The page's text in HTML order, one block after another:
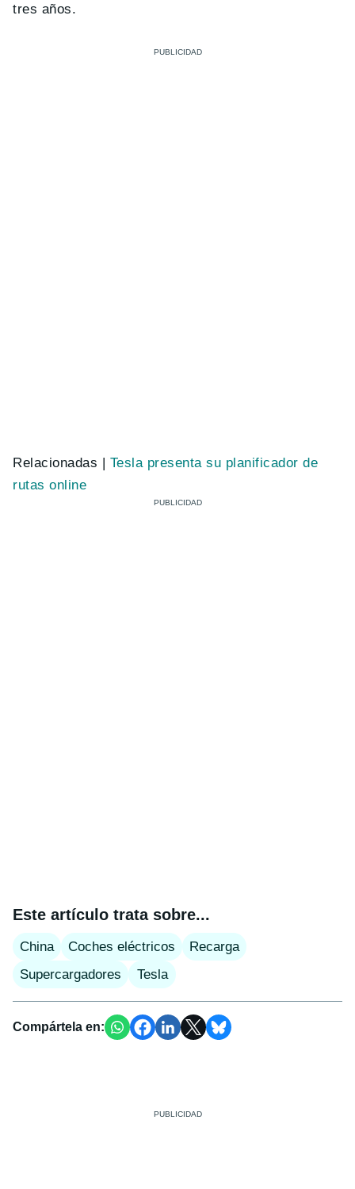
tres años.
Relacionadas | Tesla presenta su planificador de
rutas online
Este artículo trata sobre...
China Coches eléctricos
Recarga
Supercargadores
Tesla
Compártela en: